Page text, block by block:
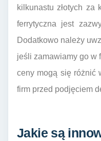
kilkunastu złotych
ferrytyczna jest
Dodatkowo należy
jeśli zamawiamy go w
ceny mogą się różnić
firm przed podjęciem
Jakie są